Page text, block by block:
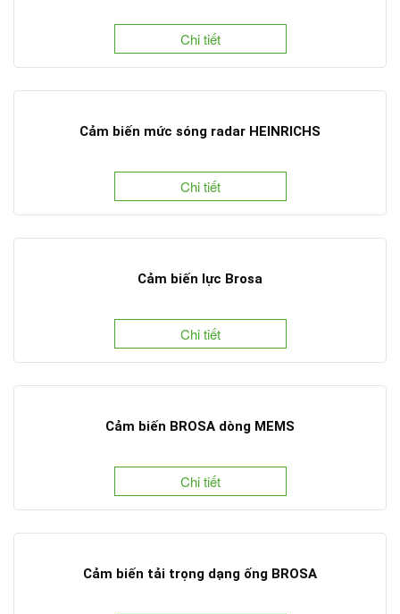
Chi tiết
Cảm biến mức sóng radar HEINRICHS
Chi tiết
Cảm biến lực Brosa
Chi tiết
Cảm biến BROSA dòng MEMS
Chi tiết
Cảm biến tải trọng dạng ống BROSA